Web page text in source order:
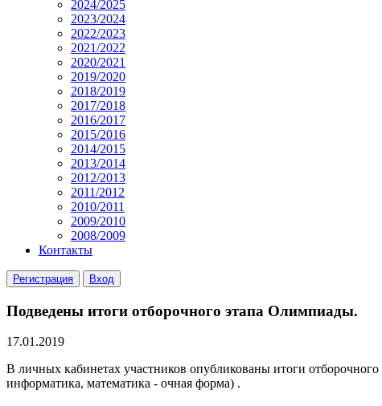
2024/2025
2023/2024
2022/2023
2021/2022
2020/2021
2019/2020
2018/2019
2017/2018
2016/2017
2015/2016
2014/2015
2013/2014
2012/2013
2011/2012
2010/2011
2009/2010
2008/2009
Контакты
Регистрация Вход
Подведены итоги отборочного этапа Олимпиады.
17.01.2019
В личных кабинетах участников опубликованы итоги
информатика, математика - очная форма) .